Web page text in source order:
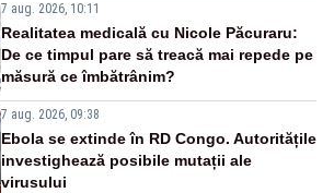
7 aug. 2026, 10:11
Realitatea medicală cu Nicole Păcuraru:
De ce timpul pare să treacă mai repede pe
măsură ce îmbătrânim?
7 aug. 2026, 09:38
Ebola se extinde în RD Congo. Autoritățile
investighează posibile mutații ale
virusului